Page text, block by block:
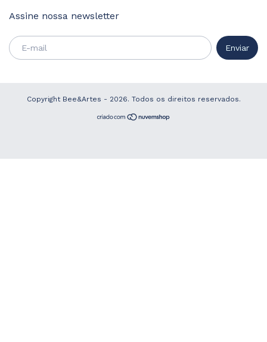
Assine nossa newsletter
Copyright Bee&Artes - 2026. Todos os direitos reservados.